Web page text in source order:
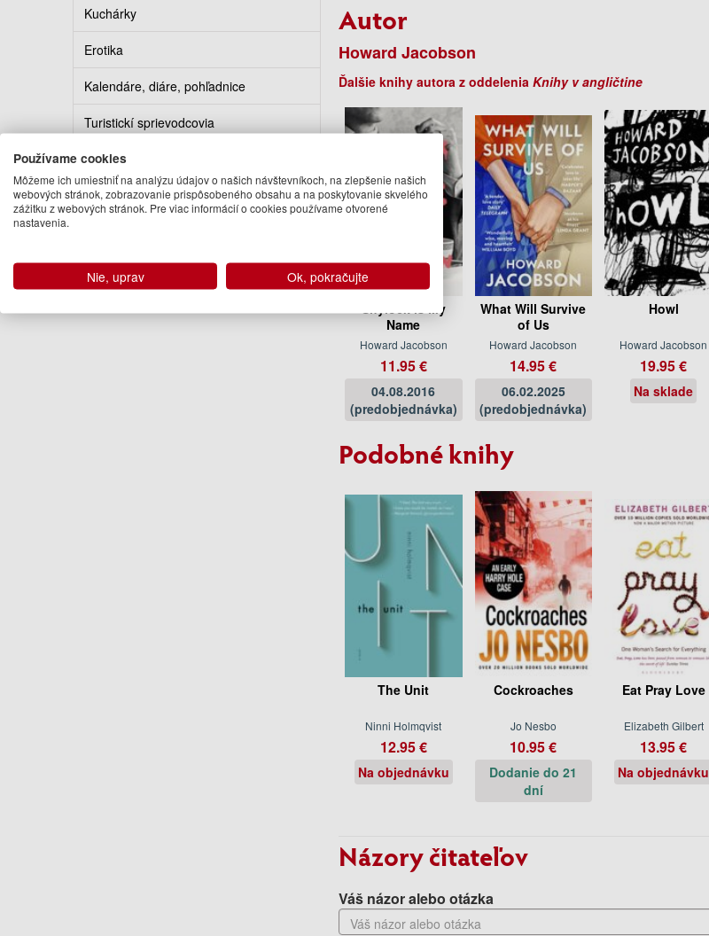
Kuchárky
Erotika
Kalendáre, diáre, pohľadnice
Turistickí sprievodcovia
Autor
Howard Jacobson
Ďalšie knihy autora z oddelenia Knihy v angličtine
Shylock is My
Name
Howard Jacobson
11.95 €
04.08.2016
(predobjednávka)
What Will Survive
of Us
Howard Jacobson
14.95 €
06.02.2025
(predobjednávka)
Howl
Howard Jacobson
19.95 €
Na sklade
Podobné knihy
The Unit
Ninni Holmqvist
12.95 €
Na objednávku
Cockroaches
Jo Nesbo
10.95 €
Dodanie do 21
dní
Eat Pray Love
Elizabeth Gilbert
13.95 €
Na objednávku
Názory čitateľov
Váš názor alebo otázka
Používame cookies
Môžeme ich umiestniť na analýzu údajov o našich návštevníkoch, na zlepšenie našich
webových stránok, zobrazovanie prispôsobeného obsahu a na poskytovanie skvelého
zážitku z webových stránok. Pre viac informácií o cookies používame otvorené
nastavenia.
Nie, uprav Ok, pokračujte